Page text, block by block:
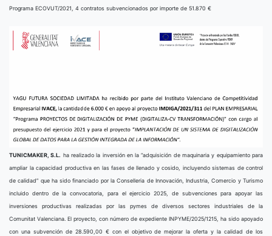
Programa ECOVUT/2021, 4 contratos subvencionados por importe de 51.870 €
TUNICMAKER, S.L. ha realizado la inversión en la “adquisición de maquinaria y equipamiento para
ampliar la capacidad productiva en las fases de llenado y cosido, incluyendo sistemas de control
de calidad” que ha sido financiado por la Conselleria de Innovación, Industria, Comercio y Turismo
incluido dentro de la convocatoria, para el ejercicio 2025, de subvenciones para apoyar las
inversiones productivas realizadas por las pymes de diversos sectores industriales de la
Comunitat Valenciana. El proyecto, con número de expediente INPYME/2025/1215, ha sido apoyado
con una subvención de 28.590,00 € con el objetivo de mejorar la oferta y la calidad de los